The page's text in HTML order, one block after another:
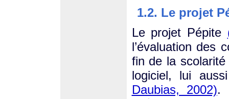
1.2. Le projet
Le projet Pépite
l’évaluation des
fin de la
logiciel, lui
Daubias, 2002).